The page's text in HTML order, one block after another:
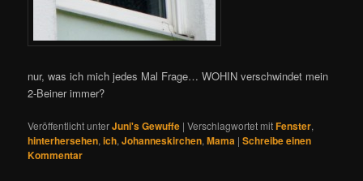
nur, was ich mich jedes Mal Frage… WOHIN verschwindet mein
2-Beiner immer?
Veröffentlicht unterJuni's Gewuffe |Verschlagwortet mitFenster,
hinterhersehen,ich,Johanneskirchen,Mama |Schreibe einen
Kommentar